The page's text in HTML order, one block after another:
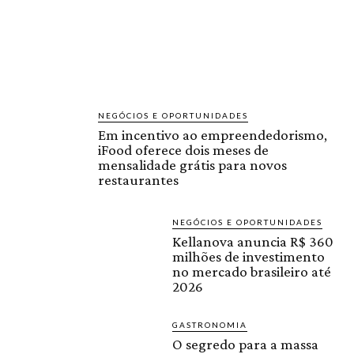
NEGÓCIOS E OPORTUNIDADES
Em incentivo ao empreendedorismo,
iFood oferece dois meses de
mensalidade grátis para novos
restaurantes
NEGÓCIOS E OPORTUNIDADES
Kellanova anuncia R$ 360
milhões de investimento
no mercado brasileiro até
2026
GASTRONOMIA
O segredo para a massa